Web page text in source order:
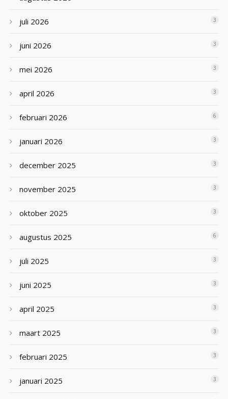
juli 2026 3
juni 2026 3
mei 2026 3
april 2026 3
februari 2026 6
januari 2026 3
december 2025 3
november 2025 3
oktober 2025 3
augustus 2025 6
juli 2025 3
juni 2025 3
april 2025 3
maart 2025 3
februari 2025 3
januari 2025 3